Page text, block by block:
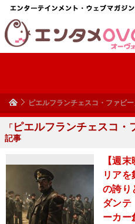
ピエルフランチェスコ・ファビー
「 ピエルフランチェスコ・
記事
【週
リア
の誇り
ダン
ーカー